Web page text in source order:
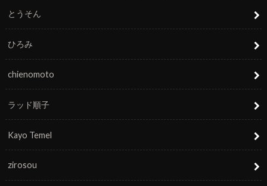
とうそん
ひろみ
chienomoto
ラッド順子
Kayo Temel
zirosou